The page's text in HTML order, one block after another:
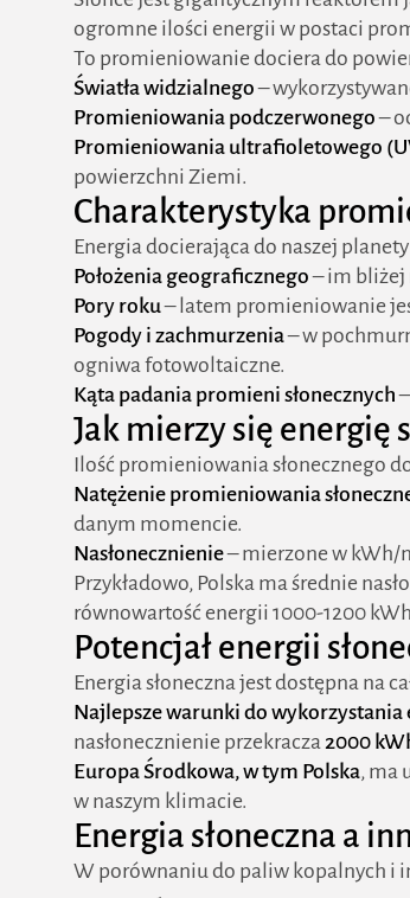
ogromne ilości energii w postaci
To promieniowanie dociera do
Światła widzialnego–
Promieniowania podczerwonego–
Promieniowania ultrafioletowego
powierzchni Ziemi.
Charakterystyka
Energia docierająca do naszej
Położenia geograficznego– im bliżej
Pory roku– latem promieniowanie
Pogody i zachmurzenia– w
ogniwa fotowoltaiczne.
Kąta padania promieni słonecznych
Jak mierzy się energię
Ilość promieniowania słonecznego
Natężenie promieniowania
danym momencie.
Nasłonecznienie– mierzone w kWh/
Przykładowo, Polska ma średnie
równowartość energii 1000-1200
Potencjał energii
Energia słoneczna jest dostępna na
Najlepsze warunki do wykorzystania
nasłonecznienie przekracza2000
Europa Środkowa, w tym Polska, ma
w naszym klimacie.
Energia słoneczna a
W porównaniu do paliw kopalnych i